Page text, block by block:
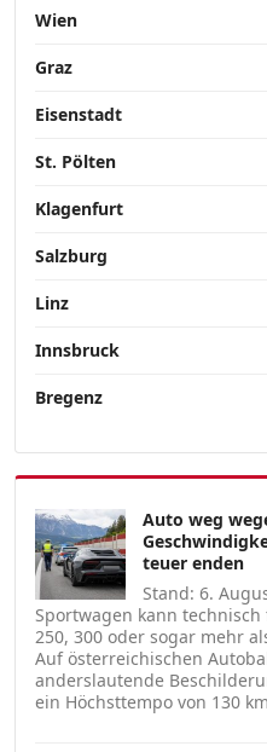
Wien
Graz
Eisenstadt
St. Pölten
Klagenfurt
Salzburg
Linz
Innsbruck
Bregenz
Auto weg
teuer enden
Stand: 6.
Sportwagen kann
250, 300 oder sogar mehr
Auf österreichischen
anderslautende
ein Höchsttempo von 130